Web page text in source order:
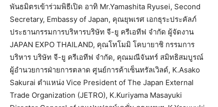
พันธมิตรเข้าร่วมพิธีเปิด อาทิ Mr.Yamashita Ryusei, Second
Secretary, Embassy of Japan, คุณยุพเรศ เอกธุระประคัลภ์
ประธานกรรมการบริหารบริษัท จี-ยู ครีเอทีฟ จำกัด ผู้จัดงาน
JAPAN EXPO THAILAND, คุณโทโมมิ โคบายาชิ กรรมการ
บริหาร บริษัท จี-ยู ครีเอทีฟ จำกัด, คุณมณีจันทร์ สมิทธิสมบูรณ์
ผู้อำนวยการฝ่ายการตลาด ศูนย์การค้าเซ็นทรัลเวิลด์, K.Asako
Sakurai ตำแหน่ง Vice President of The Japan External
Trade Organization (JETRO), K.Kuriyama Masayuki